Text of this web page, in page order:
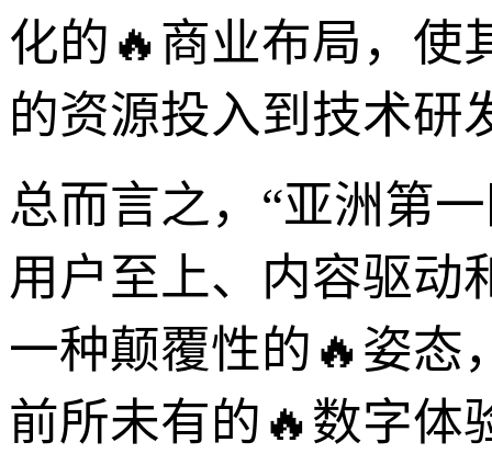
化的🔥商业布局，使
的资源投入到技术研
总而言之，“亚洲第
用户至上、内容驱动
一种颠覆性的🔥姿态
前所未有的🔥数字体